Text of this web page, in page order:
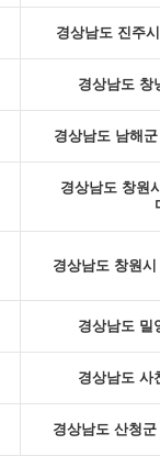
경상남도 진주
경상남도 창
경상남도 남해
경상남도 창원
경상남도 창원
경상남도 밀
경상남도 사
경상남도 산청